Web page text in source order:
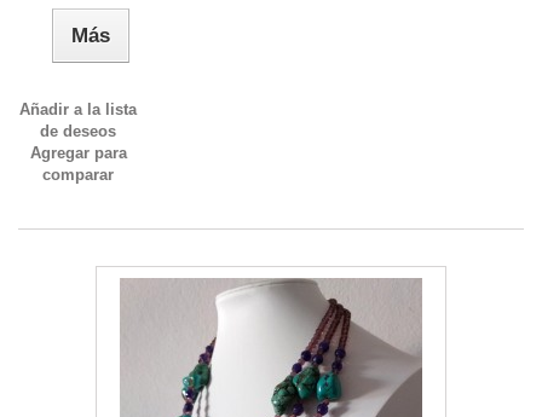
Más
Añadir a la lista
de deseos
Agregar para
comparar